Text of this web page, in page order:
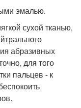
эмалью.
сухой тканью,
абразивных
для того
пальцев - к